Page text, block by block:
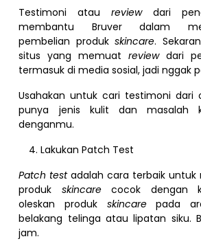
Testimoni ataureviewdari
membantu Bruver dalam
pembelian produkskincare.
situs yang memuat review dari
termasuk di media sosial, jadi nggak
Usahakan untuk cari testimoni dari
punya jenis kulit dan masalah
denganmu.
Lakukan Patch Test
Patch testadalah cara terbaik untuk
produk skincarecocok dengan
oleskan produk skincarepada
belakang telinga atau lipatan siku.
jam.